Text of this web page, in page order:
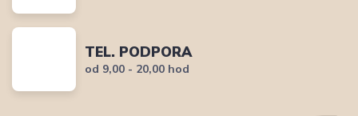
TEL. PODPORA
od 9,00 - 20,00 hod